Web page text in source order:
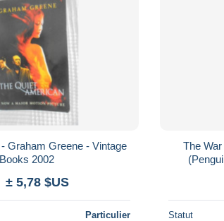
Graham Greene - Vintage
Books 2002
± 5,78 $US
Particulier
The
Statut